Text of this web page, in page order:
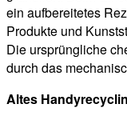
ein aufbereitetes
Produkte und
Die ursprüngliche
durch das
Altes